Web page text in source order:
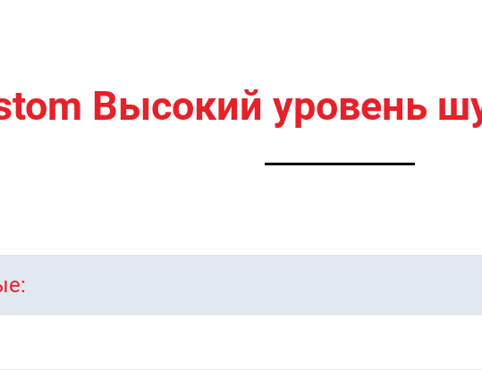
Высокий уровень